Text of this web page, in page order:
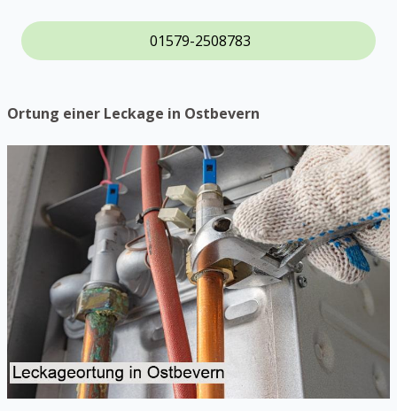
01579-2508783
Ortung einer Leckage in Ostbevern